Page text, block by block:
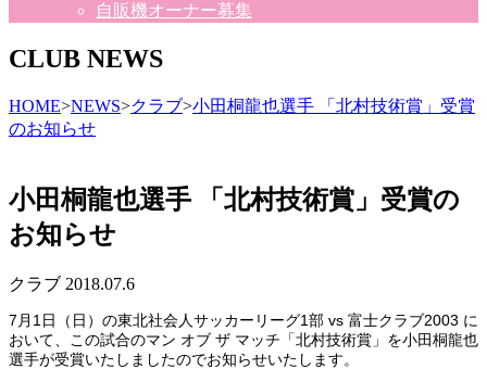
自販機オーナー募集
CLUB NEWS
HOME>NEWS>クラブ>小田桐龍也選手 「北村技術賞」受賞
のお知らせ
小田桐龍也選手 「北村技術賞」受賞の
お知らせ
クラブ 2018.07.6
7月1日（日）の東北社会人サッカーリーグ1部 vs 富士クラブ2003 に
おいて、この試合のマン オブ ザ マッチ「北村技術賞」を小田桐龍也
選手が受賞いたしましたのでお知らせいたします。